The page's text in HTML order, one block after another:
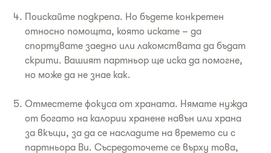
Поискайте подкрепа. Но бъдете конкретен
относно помощта, която искате – да
спортувате заедно или лакомствата да бъдат
скрити. Вашият партньор ще иска да помогне,
но може да не знае как.
Отместете фокуса от храната. Нямате нужда
от богато на калории хранене навън или храна
за вкъщи, за да се насладите на времето си с
партньора Ви. Съсредоточете се върху това,